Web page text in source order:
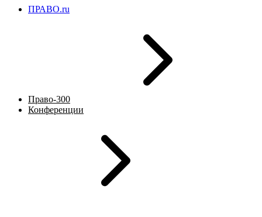
ПРАВО.ru
Право-300
Конференции